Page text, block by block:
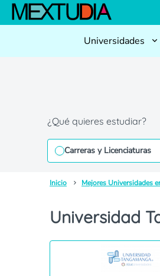
Universidades
¿Qué quieres estudiar?
Carreras y Licenciaturas
Inicio Mejores Universidades
Universidad